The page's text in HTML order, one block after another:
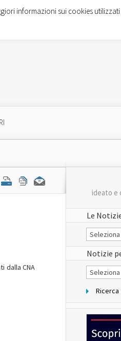
dalla CNA
ideato e
Le
Le
Notizie
del
sito
Notizie
Notizie
per
informazioni sui cookies